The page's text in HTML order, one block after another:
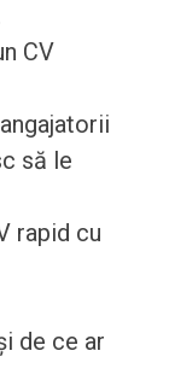
CV
să le
rapid cu
de ce ar